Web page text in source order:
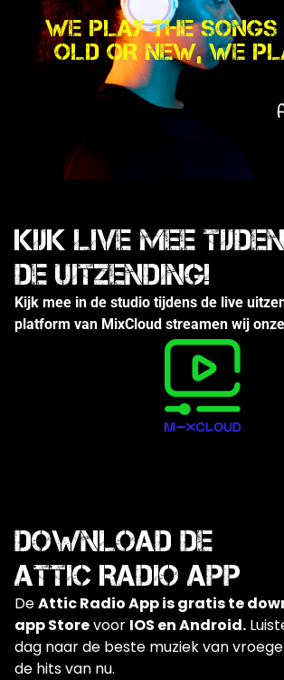
WE PLAY THE SONGS
OLD OR NEW, WE
Kijk Live mee
de uitzending!
Kijk mee in de studio tijdens de live
platform van MixCloud streamen wij onze
DOWNLOAD de
Attic Radio APP
DeAttic Radio App is gratis te
app Storevoor IOS en Android.
dag naar de beste muziek van
de hits van nu.